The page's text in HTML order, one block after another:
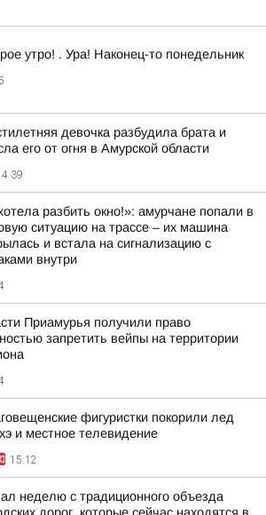
утро! . Ура! Наконец-то понедельник
девочка разбудила брата и
его от огня в Амурской области
разбить окно!»: амурчане попали в
ситуацию на трассе – их машина
и встала на сигнализацию с
внутри
Приамурья получили право
запретить вейпы на территории
фигуристки покорили лед
и местное телевидение
15:12
неделю с традиционного объезда